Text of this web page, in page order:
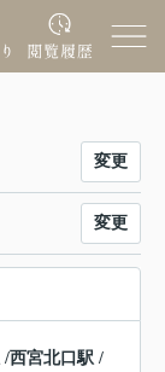
変更
変更
/西宮北口駅 /